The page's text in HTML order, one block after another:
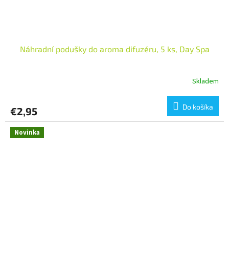
Náhradní podušky do aroma difuzéru, 5 ks, Day Spa
Skladem
€2,95 Do košíka
Novinka